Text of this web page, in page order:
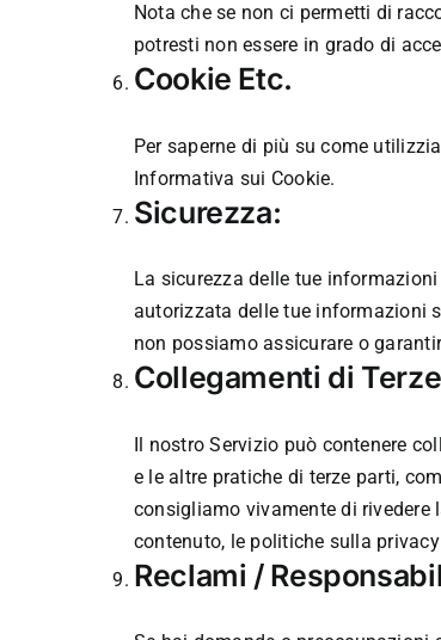
Nota che se non ci permetti di
potresti non essere in grado di
Cookie Etc.
Per saperne di più su come
Informativa sui Cookie.
Sicurezza:
La sicurezza delle tue
autorizzata delle tue informazioni
non possiamo assicurare o
Collegamenti di
Il nostro Servizio può contenere
e le altre pratiche di terze parti,
consigliamo vivamente di
contenuto, le politiche sulla
Reclami /